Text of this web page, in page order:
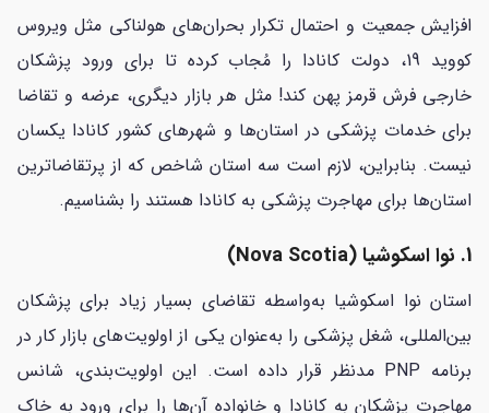
افزایش جمعیت و احتمال تکرار بحران‌های هولناکی مثل ویروس
کووید 19، دولت کانادا را مُجاب کرده تا برای ورود پزشکان
خارجی فرش قرمز پهن کند! مثل هر بازار دیگری، عرضه و تقاضا
برای خدمات پزشکی در استان‌ها و شهرهای کشور کانادا یکسان
نیست. بنابراین، لازم است سه استان شاخص که از پرتقاضاترین
استان‌ها برای مهاجرت پزشکی به کانادا هستند را بشناسیم.
1. نوا اسکوشیا (Nova Scotia)
استان نوا اسکوشیا به‌واسطه تقاضای بسیار زیاد برای پزشکان
بین‌المللی، شغل پزشکی را به‌عنوان یکی از اولویت‌های بازار کار در
برنامه PNP مدنظر قرار داده است. این اولویت‌بندی، شانس
مهاجرت پزشکان به کانادا و خانواده آن‌ها را برای ورود به خاک